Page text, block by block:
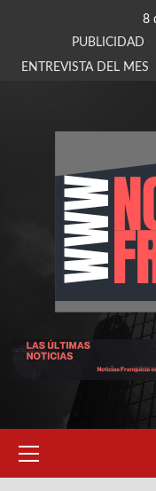
8
PUBLICIDAD
ENTREVISTA DEL MES
primario